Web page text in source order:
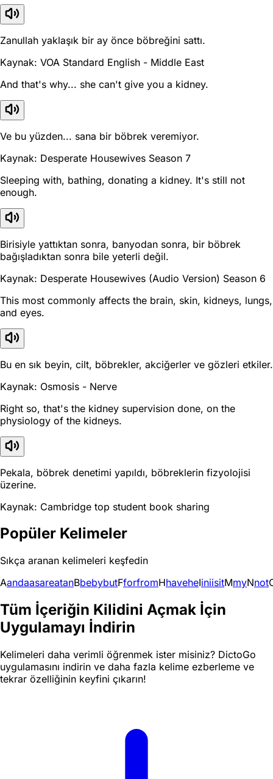
Zanullah yaklaşık bir ay önce böbreğini sattı.
Kaynak: VOA Standard English - Middle East
And that's why... she can't give you a kidney.
Ve bu yüzden... sana bir böbrek veremiyor.
Kaynak: Desperate Housewives Season 7
Sleeping with, bathing, donating a kidney. It's still not
enough.
Birisiyle yattıktan sonra, banyodan sonra, bir böbrek
bağışladıktan sonra bile yeterli değil.
Kaynak: Desperate Housewives (Audio Version) Season 6
This most commonly affects the brain, skin, kidneys, lungs,
and eyes.
Bu en sık beyin, cilt, böbrekler, akciğerler ve gözleri etkiler.
Kaynak: Osmosis - Nerve
Right so, that's the kidney supervision done, on the
physiology of the kidneys.
Pekala, böbrek denetimi yapıldı, böbreklerin fizyolojisi
üzerine.
Kaynak: Cambridge top student book sharing
Popüler Kelimeler
Sıkça aranan kelimeleri keşfedin
AandaasareatanBbebybutFforfromHhaveheIiniisitMmyNnot
Tüm İçeriğin Kilidini Açmak İçin
Uygulamayı İndirin
Kelimeleri daha verimli öğrenmek ister misiniz? DictoGo
uygulamasını indirin ve daha fazla kelime ezberleme ve
tekrar özelliğinin keyfini çıkarın!